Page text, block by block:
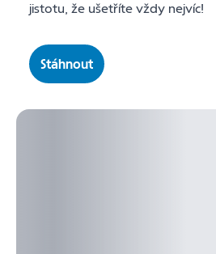
jistotu, že ušetříte vždy nejvíc!
Stáhnout